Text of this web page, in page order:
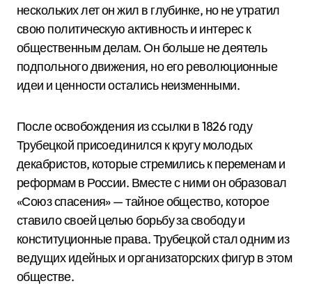
нескольких лет он жил в глубинке, но не утратил
свою политическую активность и интерес к
общественным делам. Он больше не деятель
подпольного движения, но его революционные
идеи и ценности остались неизменными.
После освобождения из ссылки в 1826 году
Трубецкой присоединился к кругу молодых
декабристов, которые стремились к переменам и
реформам в России. Вместе с ними он образовал
«Союз спасения» — тайное общество, которое
ставило своей целью борьбу за свободу и
конституционные права. Трубецкой стал одним из
ведущих идейных и организаторских фигур в этом
обществе.